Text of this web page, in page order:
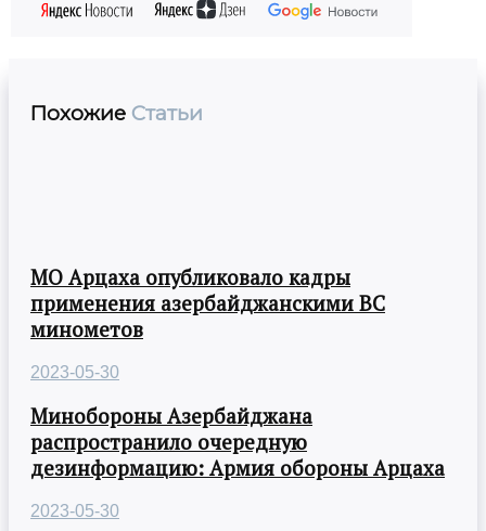
Похожие Статьи
МО Арцаха опубликовало кадры
применения азербайджанскими ВС
минометов
2023-05-30
Минобороны Азербайджана
распространило очередную
дезинформацию: Армия обороны Арцаха
2023-05-30